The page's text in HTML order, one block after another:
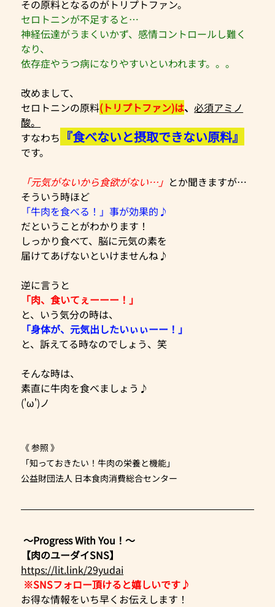
その原料となるのがトリプトファン。
セロトニンが不足すると…
神経伝達がうまくいかず、感情コントロールし難く
なり、
依存症やうつ病になりやすいといわれます。。。
改めまして、
セロトニンの原料(トリプトファン)は、必須アミノ
酸。
すなわち 『食べないと摂取できない原料』
です。
「元気がないから食欲がない…」 とか聞きますが…
そういう時ほど
「牛肉を食べる！」事が効果的♪
だということがわかります！
しっかり食べて、脳に元気の素を
届けてあげないといけませんね♪
逆に言うと
「肉、食いてぇーーー！」
と、いう気分の時は、
「身体が、元気出したいぃぃーー！」
と、訴えてる時なのでしょう、笑
そんな時は、
素直に牛肉を食べましょう♪
('ω')ノ
《 参照 》
「知っておきたい！牛肉の栄養と機能」
公益財団法人 日本食肉消費総合センター
～Progress With You！～
【肉のユーダイSNS】
https://lit.link/29yudai
※SNSフォロー頂けると嬉しいです♪
お得な情報をいち早くお伝えします！